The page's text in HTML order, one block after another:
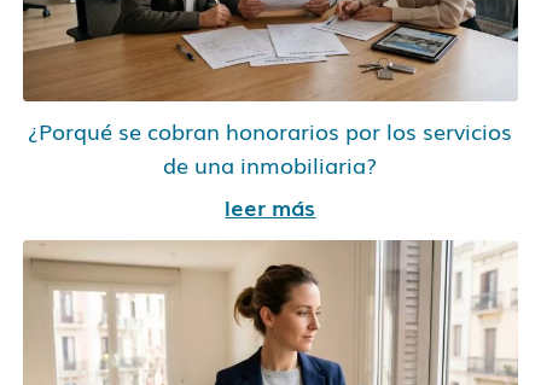
¿Porqué se cobran honorarios por los servicios
de una inmobiliaria?
leer más